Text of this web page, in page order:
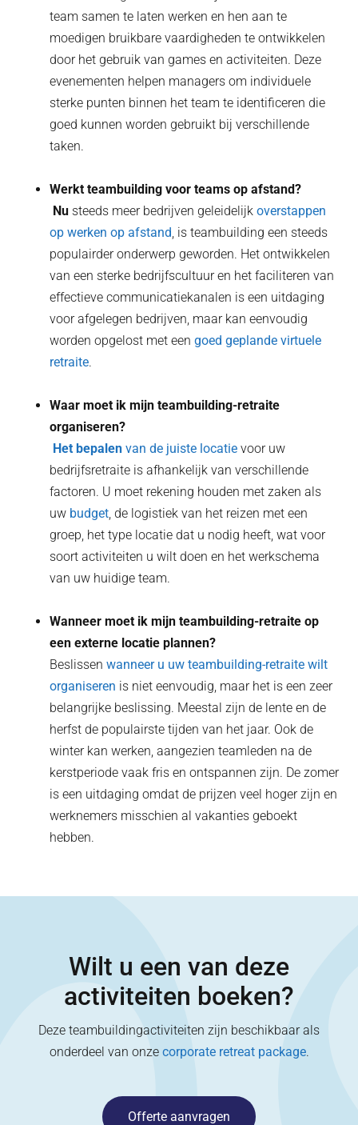
team samen te laten werken en hen aan te
moedigen bruikbare vaardigheden te ontwikkelen
door het gebruik van games en activiteiten. Deze
evenementen helpen managers om individuele
sterke punten binnen het team te identificeren die
goed kunnen worden gebruikt bij verschillende
taken.
Werkt teambuilding voor teams op afstand?
‍ Nu steeds meer bedrijven geleidelijkoverstappen
op werken op afstand, is teambuilding een steeds
populairder onderwerp geworden. Het ontwikkelen
van een sterke bedrijfscultuur en het faciliteren van
effectieve communicatiekanalen is een uitdaging
voor afgelegen bedrijven, maar kan eenvoudig
worden opgelost met eengoed geplande virtuele
retraite.
Waar moet ik mijn teambuilding-retraite
organiseren?
‍ Het bepalen van de juiste locatie voor uw
bedrijfsretraite is afhankelijk van verschillende
factoren. U moet rekening houden met zaken als
uw budget, de logistiek van het reizen met een
groep, het type locatie dat u nodig heeft, wat voor
soort activiteiten u wilt doen en het werkschema
van uw huidige team.
Wanneer moet ik mijn teambuilding-retraite op
een externe locatie plannen?
Beslissenwanneer u uw teambuilding-retraite wilt
organiseren is niet eenvoudig, maar het is een zeer
belangrijke beslissing. Meestal zijn de lente en de
herfst de populairste tijden van het jaar. Ook de
winter kan werken, aangezien teamleden na de
kerstperiode vaak fris en ontspannen zijn. De zomer
is een uitdaging omdat de prijzen veel hoger zijn en
werknemers misschien al vakanties geboekt
hebben.
Wilt u een van deze
activiteiten boeken?
Deze teambuildingactiviteiten zijn beschikbaar als
onderdeel van onze corporate retreat package.
Offerte aanvragen